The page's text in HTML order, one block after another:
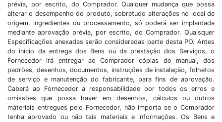
prévia, por escrito, do Comprador. Qualquer mudança que possa
alterar o desempenho do produto, sobretudo alterações no local de
origem, ingredientes ou processamento, só poderá ser implantada
mediante aprovação prévia, por escrito, do Comprador. Quaisquer
Especificações anexadas serão consideradas parte desta PO. Antes
do início da entrega dos Bens ou da prestação dos Serviços, o
Fornecedor irá entregar ao Comprador cópias do manual, dos
padrões, desenhos, documentos, instruções de instalação, folhetos
de serviço e manutenção do fabricante, para fins de aprovação.
Caberá ao Fornecedor a responsabilidade por todos os erros e
omissões que possa haver em desenhos, cálculos ou outros
materiais entregues pelo Fornecedor, não importa se o Comprador
tenha aprovado ou não tais materiais e informações. Os Bens e